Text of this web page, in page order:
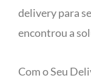
delivery para
encontrou a
Com o Seu